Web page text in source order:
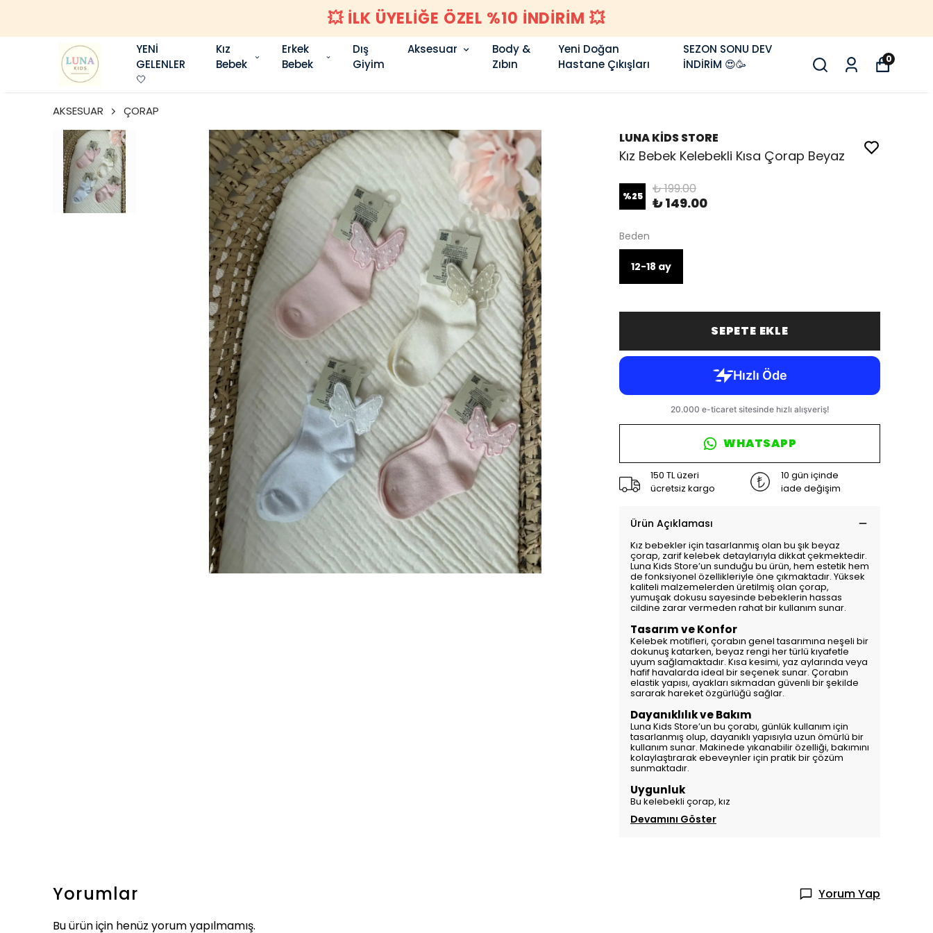
💥 İLK ÜYELİĞE ÖZEL %10 İNDİRİM 💥
YENİ
GELENLER
🤍
Kız
Bebek
Erkek
Bebek
Dış
Giyim
Aksesuar
Body &
Zıbın
Yeni Doğan
Hastane Çıkışları
SEZON SONU DEV
İNDİRİM 😍🥳
0
AKSESUAR ÇORAP
LUNA KİDS STORE
Kız Bebek Kelebekli Kısa Çorap Beyaz
%25 ₺ 199.00
₺ 149.00
Beden
12-18 ay
SEPETE EKLE
WHATSAPP
150 TL üzeri
ücretsiz kargo
10 gün içinde
iade değişim
Ürün Açıklaması
Kız bebekler için tasarlanmış olan bu şık beyaz
çorap, zarif kelebek detaylarıyla dikkat çekmektedir.
Luna Kids Store’un sunduğu bu ürün, hem estetik hem
de fonksiyonel özellikleriyle öne çıkmaktadır. Yüksek
kaliteli malzemelerden üretilmiş olan çorap,
yumuşak dokusu sayesinde bebeklerin hassas
cildine zarar vermeden rahat bir kullanım sunar.
Tasarım ve Konfor
Kelebek motifleri, çorabın genel tasarımına neşeli bir
dokunuş katarken, beyaz rengi her türlü kıyafetle
uyum sağlamaktadır. Kısa kesimi, yaz aylarında veya
hafif havalarda ideal bir seçenek sunar. Çorabın
elastik yapısı, ayakları sıkmadan güvenli bir şekilde
sararak hareket özgürlüğü sağlar.
Dayanıklılık ve Bakım
Luna Kids Store’un bu çorabı, günlük kullanım için
tasarlanmış olup, dayanıklı yapısıyla uzun ömürlü bir
kullanım sunar. Makinede yıkanabilir özelliği, bakımını
kolaylaştırarak ebeveynler için pratik bir çözüm
sunmaktadır.
Uygunluk
Bu kelebekli çorap, kız
Devamını Göster
Yorumlar
Yorum Yap
Bu ürün için henüz yorum yapılmamış.